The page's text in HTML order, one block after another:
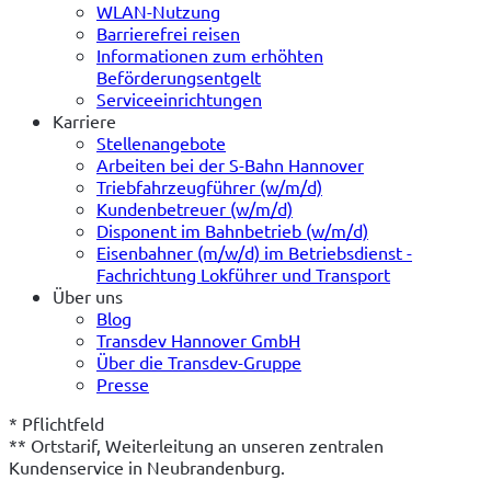
WLAN-Nutzung
Barrierefrei reisen
Informationen zum erhöhten
Beförderungsentgelt
Serviceeinrichtungen
Karriere
Stellenangebote
Arbeiten bei der S-Bahn Hannover
Triebfahrzeugführer (w/m/d)
Kundenbetreuer (w/m/d)
Disponent im Bahnbetrieb (w/m/d)
Eisenbahner (m/w/d) im Betriebsdienst -
Fachrichtung Lokführer und Transport
Über uns
Blog
Transdev Hannover GmbH
Über die Transdev-Gruppe
Presse
* Pflichtfeld
** Ortstarif, Weiterleitung an unseren zentralen
Kundenservice in Neubrandenburg.